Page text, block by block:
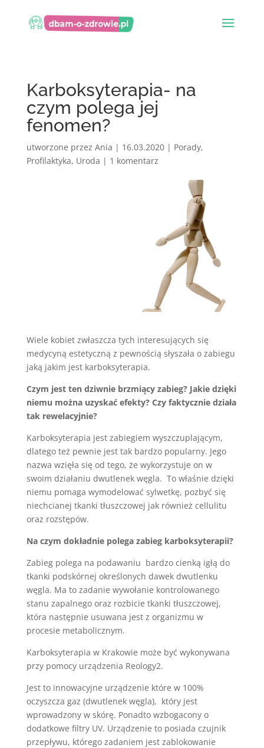
Karboksyterapia- na
czym polega jej
fenomen?
utworzone przez Ania | 16.03.2020| Porady,
Profilaktyka, Uroda | 1 komentarz
Wiele kobiet zwłaszcza tych interesujących się
medycyną estetyczną z pewnością słyszała o zabiegu
jaką jakim jest karboksyterapia.
Czym jest ten dziwnie brzmiący zabieg? Jakie dzięki
niemu można uzyskać efekty? Czy faktycznie działa
tak rewelacyjnie?
Karboksyterapia jest zabiegiem wyszczuplającym,
dlatego też pewnie jest tak bardzo popularny. Jego
nazwa wzięła się od tego, że wykorzystuje on w
swoim działaniu dwutlenek węgla. To właśnie dzięki
niemu pomaga wymodelować sylwetkę, pozbyć się
niechcianej tkanki tłuszczowej jak również cellulitu
oraz rozstępów.
Na czym dokładnie polega zabieg karboksyterapii?
Zabieg polega na podawaniu bardzo cienką igłą do
tkanki podskórnej określonych dawek dwutlenku
węgla. Ma to zadanie wywołanie kontrolowanego
stanu zapalnego oraz rozbicie tkanki tłuszczowej,
która następnie usuwana jest z organizmu w
procesie metabolicznym.
Karboksyterapia w Krakowie może być wykonywana
przy pomocy urządzenia Reology2.
Jest to innowacyjne urządzenie które w 100%
oczyszcza gaz (dwutlenek węgla), który jest
wprowadzony w skórę. Ponadto wzbogacony o
dodatkowe filtry UV. Urządzenie to posiada czujnik
przepływu, którego zadaniem jest zablokowanie